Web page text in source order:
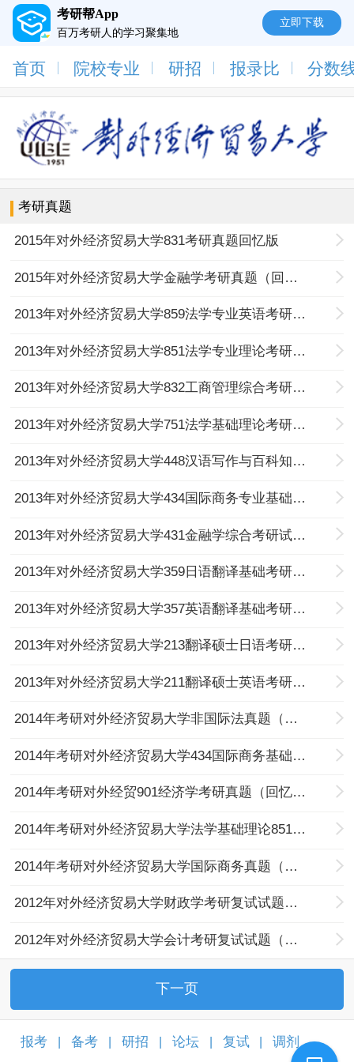
考研帮App
百万考研人的学习聚集地
立即下载
首页 院校专业 研招 报录比 分数
考研真题
2015年对外经济贸易大学831考研真题回忆版
2015年对外经济贸易大学金融学考研真题（回忆版）
2013年对外经济贸易大学859法学专业英语考研试题（回忆版）
2013年对外经济贸易大学851法学专业理论考研试题（回忆版）
2013年对外经济贸易大学832工商管理综合考研试题（回忆版）
2013年对外经济贸易大学751法学基础理论考研试题（回忆版）
2013年对外经济贸易大学448汉语写作与百科知识考研试题（回忆版）
2013年对外经济贸易大学434国际商务专业基础考研试题（回忆版）
2013年对外经济贸易大学431金融学综合考研试题（回忆版）
2013年对外经济贸易大学359日语翻译基础考研试题（回忆版）
2013年对外经济贸易大学357英语翻译基础考研试题（回忆版）
2013年对外经济贸易大学213翻译硕士日语考研试题（回忆版）
2013年对外经济贸易大学211翻译硕士英语考研试题（回忆版）
2014年考研对外经济贸易大学非国际法真题（回忆版）
2014年考研对外经济贸易大学434国际商务基础真题（回忆版）
2014年考研对外经贸901经济学考研真题（回忆版）
2014年考研对外经济贸易大学法学基础理论851真题（回忆版）
2014年考研对外经济贸易大学国际商务真题（回忆版）
2012年对外经济贸易大学财政学考研复试试题（回忆版）
2012年对外经济贸易大学会计考研复试试题（回忆版）
下一页
报考 备考 研招 论坛 复试 调剂